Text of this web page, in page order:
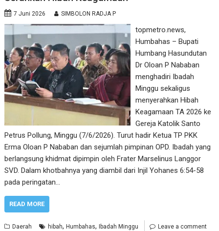
7 Juni 2026 SIMBOLON RADJA P
topmetro.news,
Humbahas – Bupati
Humbang Hasundutan
Dr Oloan P Nababan
menghadiri Ibadah
Minggu sekaligus
menyerahkan Hibah
Keagamaan TA 2026 ke
Gereja Katolik Santo
Petrus Pollung, Minggu (7/6/2026). Turut hadir Ketua TP PKK
Erma Oloan P Nababan dan sejumlah pimpinan OPD. Ibadah yang
berlangsung khidmat dipimpin oleh Frater Marselinus Langgor
SVD. Dalam khotbahnya yang diambil dari Injil Yohanes 6:54-58
pada peringatan…
READ MORE
Daerah hibah,Humbahas,Ibadah Minggu Leave a comment